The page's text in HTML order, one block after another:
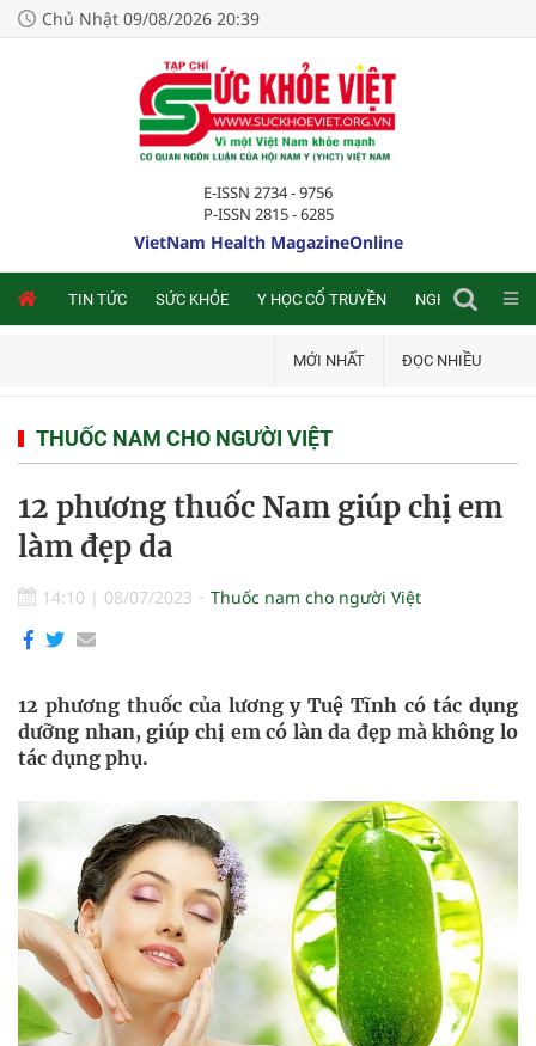
Chủ Nhật 09/08/2026 20:39
E-ISSN 2734 - 9756
P-ISSN 2815 - 6285
VietNam Health MagazineOnline
TIN TỨC SỨC KHỎE Y HỌC CỔ TRUYỀN NGHIÊN CỨU
MỚI NHẤT ĐỌC NHIỀU
THUỐC NAM CHO NGƯỜI VIỆT
12 phương thuốc Nam giúp chị em
làm đẹp da
14:10 | 08/07/2023 Thuốc nam cho người Việt
12 phương thuốc của lương y Tuệ Tĩnh có tác dụng
dưỡng nhan, giúp chị em có làn da đẹp mà không lo
tác dụng phụ.